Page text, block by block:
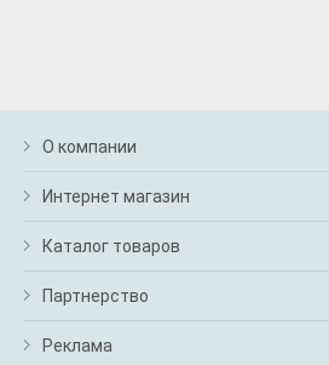
О компании
Интернет магазин
Каталог товаров
Партнерство
Реклама